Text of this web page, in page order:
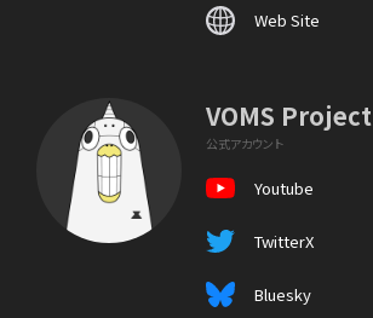
Web Site
VOMS Project
公式アカウント
Youtube
TwitterX
Bluesky